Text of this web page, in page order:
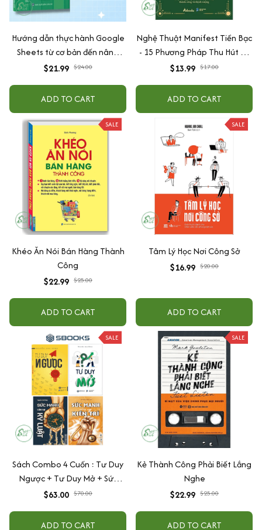
Hướng dẫn thực hành Google
Sheets từ cơ bản đến nâng
cao kèm video bài giảng
$21.99 $24.00
ADD TO CART
Nghệ Thuật Manifest Tiền Bạc
- 15 Phương Pháp Thu Hút Sự
Giàu Có, Thành Công Và Thịnh
$13.99 $17.00
ADD TO CART
SALE
Khéo Ăn Nói Bán Hàng Thành
Công
$22.99 $25.00
ADD TO CART
SALE
Tâm Lý Học Nơi Công Sở
$16.99 $20.00
ADD TO CART
SALE
Sách Combo 4 Cuốn : Tư Duy
Ngược + Tư Duy Mở + Sức
Mạnh Của Sự Kỷ Luật + Sức
SBOOKS
$63.00 $70.00
ADD TO CART
SALE
Kẻ Thành Công Phải Biết Lắng
Nghe
$22.99 $25.00
ADD TO CART